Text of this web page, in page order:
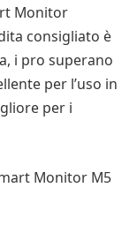
Monitor
consigliato è
i pro superano
per l’uso in
per i
Monitor M5